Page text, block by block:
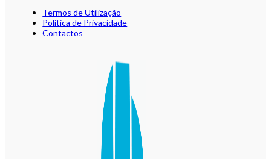
Termos de Utilização
Política de Privacidade
Contactos